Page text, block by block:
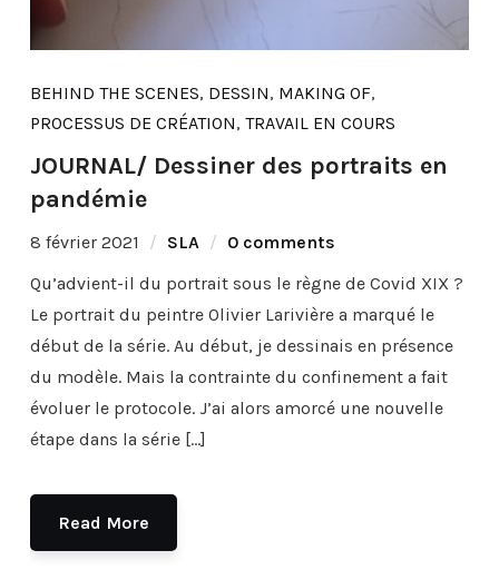
BEHIND THE SCENES, DESSIN, MAKING OF,
PROCESSUS DE CRÉATION, TRAVAIL EN COURS
JOURNAL/ Dessiner des portraits en
pandémie
8 février 2021 SLA
0 comments
Qu’advient-il du portrait sous le règne de Covid XIX ?
Le portrait du peintre Olivier Larivière a marqué le
début de la série. Au début, je dessinais en présence
du modèle. Mais la contrainte du confinement a fait
évoluer le protocole. J’ai alors amorcé une nouvelle
étape dans la série […]
Read More